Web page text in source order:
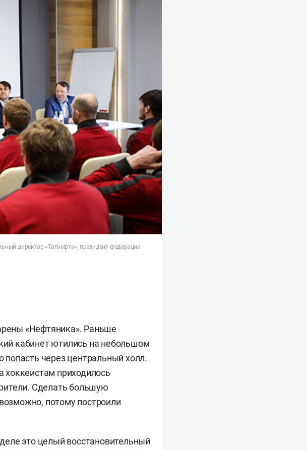
директор «Татнефти», президент федерации
«Нефтяника». Раньше
кабинет ютились на небольшом
через центральный холл.
хоккеистам приходилось
Сделать большую
потому построили
это целый восстановительный